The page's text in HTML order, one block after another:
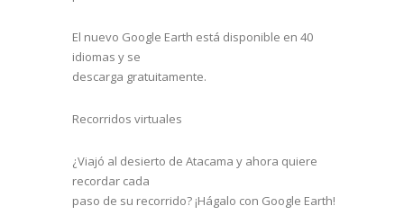
El nuevo Google Earth está disponible en 40
idiomas y se
descarga gratuitamente.
Recorridos virtuales
¿Viajó al desierto de Atacama y ahora quiere
recordar cada
paso de su recorrido? ¡Hágalo con Google Earth!